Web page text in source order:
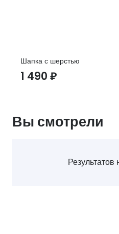
Шапка с шерстью
1 490 ₽
Вы смотрели
Результатов